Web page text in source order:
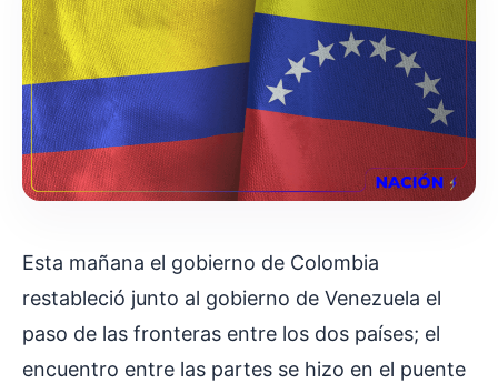
Esta mañana el gobierno de Colombia
restableció junto al gobierno de Venezuela el
paso de las fronteras entre los dos países; el
encuentro entre las partes se hizo en el puente